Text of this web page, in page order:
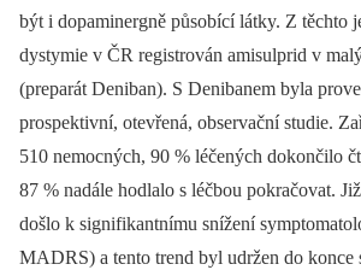
být i dopaminergně působící látky. Z těchto
dystymie v ČR registrován amisulprid v
(preparát Deniban). S Denibanem byla
prospektivní, otevřená, observační studie.
510 nemocných, 90 % léčených dokončilo
87 % nadále hodlalo s léčbou pokračovat.
došlo k signifikantnímu snížení
MADRS) a tento trend byl udržen do konce